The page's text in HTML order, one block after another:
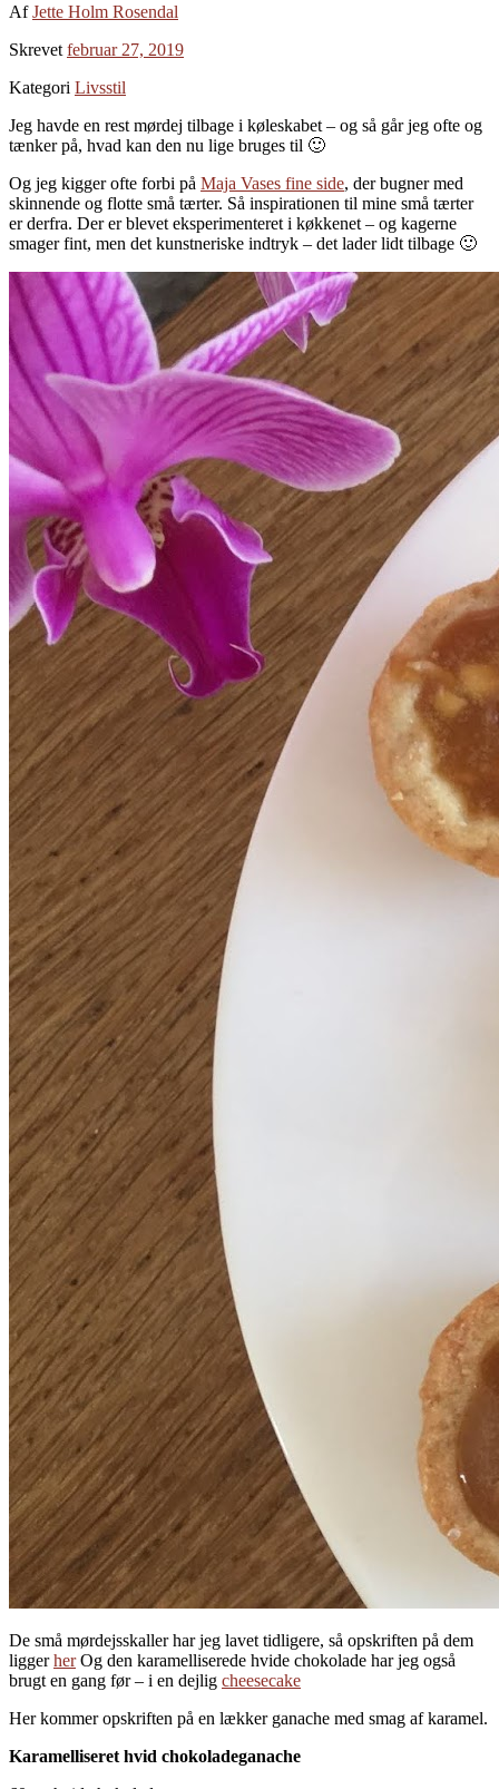
AfJette Holm Rosendal
Skrevet februar 27, 2019
Kategori Livsstil
Jeg havde en rest mørdej tilbage i køleskabet – og så går jeg ofte og
tænker på, hvad kan den nu lige bruges til 🙂
Og jeg kigger ofte forbi på Maja Vases fine side, der bugner med
skinnende og flotte små tærter. Så inspirationen til mine små tærter
er derfra. Der er blevet eksperimenteret i køkkenet – og kagerne
smager fint, men det kunstneriske indtryk – det lader lidt tilbage 🙂
De små mørdejsskaller har jeg lavet tidligere, så opskriften på dem
liggerherOg den karamelliserede hvide chokolade har jeg også
brugt en gang før – i en dejlig cheesecake
Her kommer opskriften på en lækker ganache med smag af karamel.
Karamelliseret hvid chokoladeganache